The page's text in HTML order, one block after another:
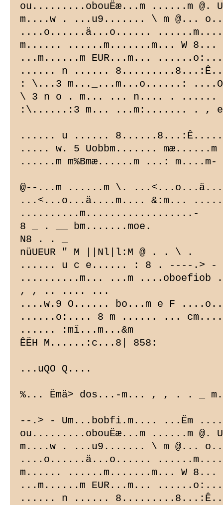
ou.........obouËæ...m ......m @.
m....w . ...u9....... \ m @...
....o......ä...o......
m...... ......m.......m... W 8...
...m......m EUR...m...
...... n ......
: \...3 m..._...m...o......: ....O-
\ 3 n o . m... ... n.... . ......
:\......:3 m... ...m:....... . ,
...... u ......
..... w. 5 Uobbm....... mæ......m
......m m%Bmæ......m ...: m....m-
@--...m ......m \.
...<...o...ä....m.... &:m...
..........m..................-
8 _ . __ bm.......moe.
N8 . . _
nüUEUR " M ||Nl|l:M @ . . \ .
...... u c e...... : 8 . ----.> -
..........m... ...m ....oboefiob
, , .. .... ...
....w.9 O...... bo...m e F
......o:.... 8 m ...... ...
...... :mï...m...&m
ÊËH M......:c...8| 858:
...uQO Q....
%... Ëmä> dos...-m... , , . . _
--.> - Um...bobfi.m.... ...Ëm
ou.........obouËæ...m ......m @.
m....w . ...u9....... \ m @...
....o......ä...o......
m...... ......m.......m... W 8...
...m......m EUR...m...
...... n ......